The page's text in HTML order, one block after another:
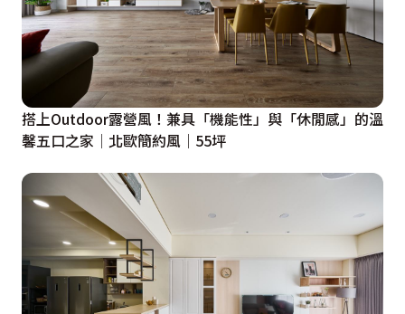
搭上Outdoor露營風！兼具「機能性」與「休閒感」的溫
馨五口之家│北歐簡約風│55坪